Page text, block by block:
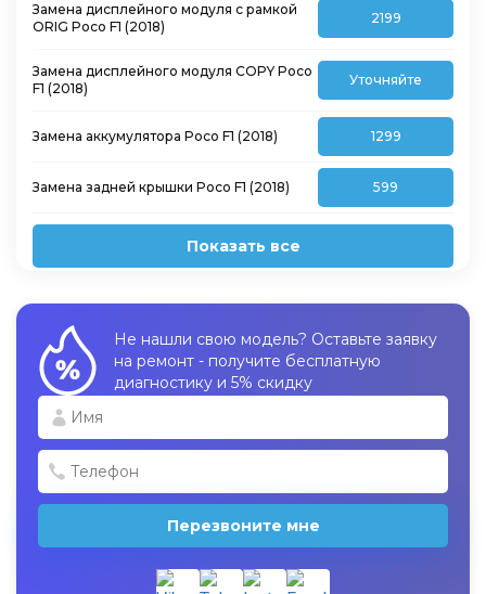
Замена дисплейного модуля с рамкой
ORIG Poco F1 (2018)
2199
Замена дисплейного модуля COPY Poco
F1 (2018)
Уточняйте
Замена аккумулятора Poco F1 (2018) 1299
Замена задней крышки Poco F1 (2018) 599
Показать все
Не нашли свою модель? Оставьте заявку
на ремонт - получите бесплатную
диагностику и 5% скидку
Перезвоните мне